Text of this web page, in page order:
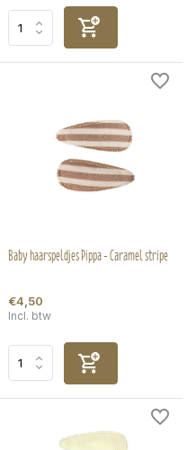
Baby haarspeldjes Pippa - Caramel stripe
€4,50
Incl. btw